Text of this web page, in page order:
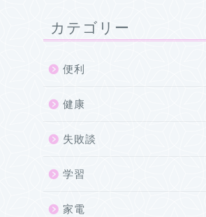
カテゴリー
便利
健康
失敗談
学習
家電